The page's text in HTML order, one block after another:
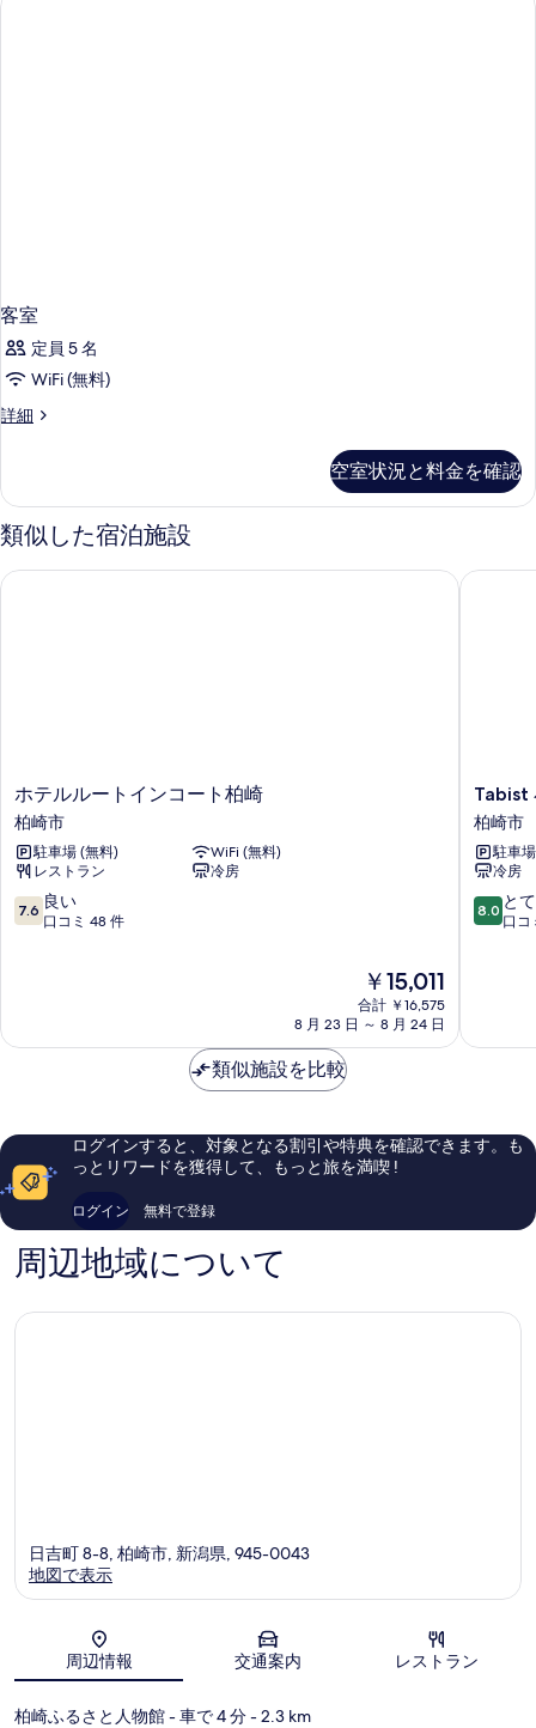
客室
定員 5 名
WiFi (無料)
詳細
客
細
空室状況と料金を確認
類似した宿泊施設
ホ
テ
ル
ル
ー
ト
イ
崎
ホテルルートインコート柏崎
柏崎市
駐車場 (無料)
WiFi (無料)
レストラン
冷房
10
段
口
件
の
口
ミ
7.6 良い
口コミ 48 件
現
在
の
￥15,011
合計 ￥16,575
8 月 23 日 ～ 8 月 24 日
ホテルルートインコート柏崎
Tabist
小
竹
屋
旅
館
柏
Tabist
柏崎市
駐車
冷房
10
段
も
コ
ミ
ミ
8.0 と
口コ
Tabist
類似施設を比較
ログインすると、対象となる割引や特典を確認できます。も
っとリワードを獲得して、もっと旅を満喫 !
ログイン 無料で登録
周辺地域について
地図
日吉町 8-8, 柏崎市, 新潟県, 945-0043
地図で表示
周辺情報 交通案内 レストラン
柏崎ふるさと人物館- 車で 4 分- 2.3 km